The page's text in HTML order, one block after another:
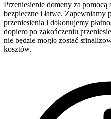
Przeniesienie domeny za
bezpieczne i łatwe. Zapewniamy
przeniesienia i dokonujemy
dopiero po zakończeniu
nie będzie mogło zostać
kosztów.